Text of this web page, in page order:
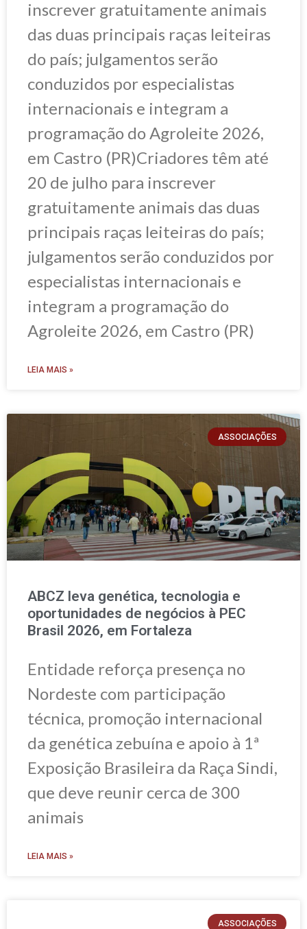
inscrever gratuitamente animais
das duas principais raças leiteiras
do país; julgamentos serão
conduzidos por especialistas
internacionais e integram a
programação do Agroleite 2026,
em Castro (PR)Criadores têm até
20 de julho para inscrever
gratuitamente animais das duas
principais raças leiteiras do país;
julgamentos serão conduzidos por
especialistas internacionais e
integram a programação do
Agroleite 2026, em Castro (PR)
LEIA MAIS »
ASSOCIAÇÕES
ABCZ leva genética, tecnologia e
oportunidades de negócios à PEC
Brasil 2026, em Fortaleza
Entidade reforça presença no
Nordeste com participação
técnica, promoção internacional
da genética zebuína e apoio à 1ª
Exposição Brasileira da Raça Sindi,
que deve reunir cerca de 300
animais
LEIA MAIS »
ASSOCIAÇÕES